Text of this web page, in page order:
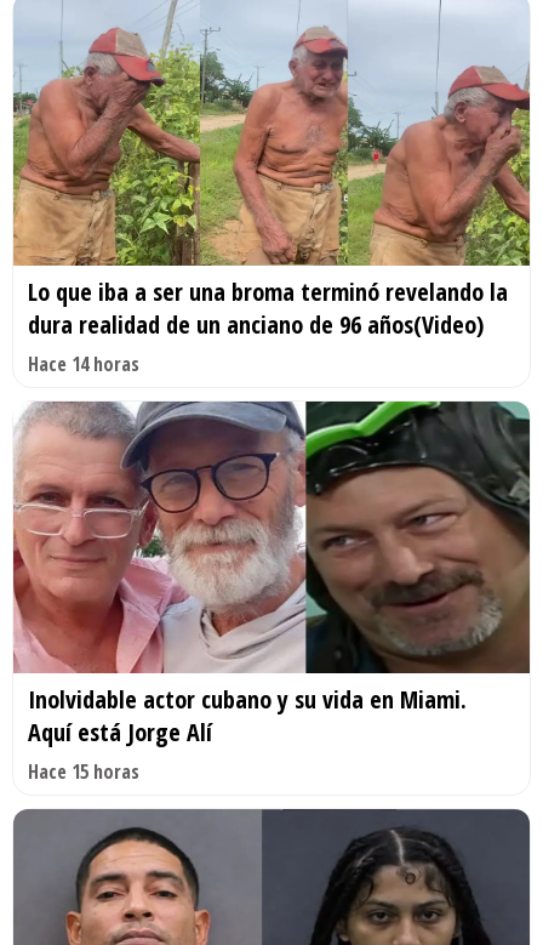
Lo que iba a ser una broma terminó revelando la
dura realidad de un anciano de 96 años(Video)
Hace 14 horas
Inolvidable actor cubano y su vida en Miami.
Aquí está Jorge Alí
Hace 15 horas